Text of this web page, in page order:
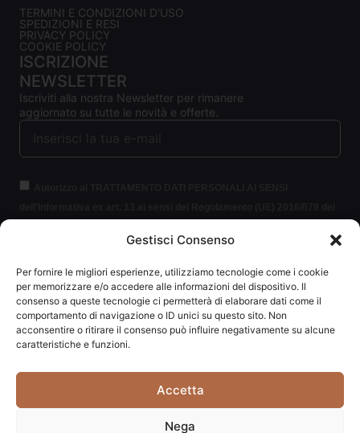
Gestisci Consenso
Per fornire le migliori esperienze, utilizziamo tecnologie come i cookie
per memorizzare e/o accedere alle informazioni del dispositivo. Il
consenso a queste tecnologie ci permetterà di elaborare dati come il
comportamento di navigazione o ID unici su questo sito. Non
acconsentire o ritirare il consenso può influire negativamente su alcune
caratteristiche e funzioni.
Accetta
Nega
TERMINI E CONDIZIONI D'USO
SPEDIZIONI E RESI
PRIVACY POLICY
COOKIE POLICY
ISCRIZIONE
NEWSLETTER
Iscriviti alla nostra Newsletter per rimanere
aggiornato su tutte le novità e offerte.
protezione delle persone fisiche con riguardo al trattamento dei dati
informazioni.
ISCRIVITI ALLA NEWSLETTER
Carpediem di Traversa Monia | P.IVA: 03415840408 | REA: